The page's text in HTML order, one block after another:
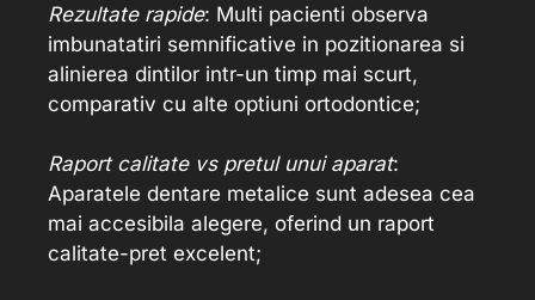
Rezultate rapide: Multi pacienti observa
imbunatatiri semnificative in pozitionarea si
alinierea dintilor intr-un timp mai scurt,
comparativ cu alte optiuni ortodontice;
Raport calitate vs pretul unui aparat:
Aparatele dentare metalice sunt adesea cea
mai accesibila alegere, oferind un raport
calitate-pret excelent;